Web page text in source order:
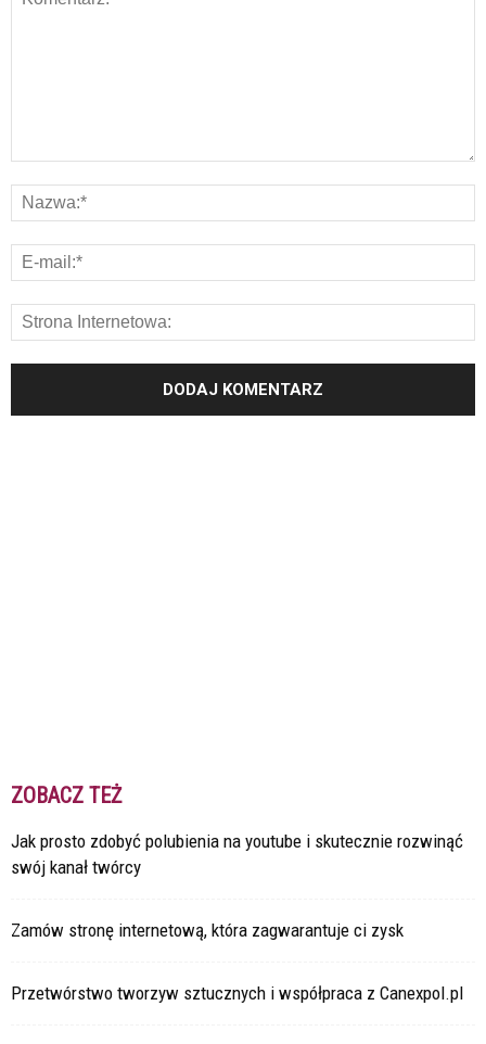
ZOBACZ TEŻ
Jak prosto zdobyć polubienia na youtube i skutecznie rozwinąć
swój kanał twórcy
Zamów stronę internetową, która zagwarantuje ci zysk
Przetwórstwo tworzyw sztucznych i współpraca z Canexpol.pl